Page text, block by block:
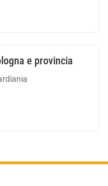
e provincia